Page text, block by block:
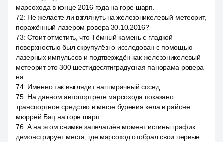
марсохода в конце 2016 года на горе шарп.
72: Не желаете ли взглянуть на железоникелевый метеорит,
поражённый лазером ровера 30.10.2016?
73: Стоит отметить, что Тёмный камень с гладкой
поверхностью был скрупулёзно исследован с помощью
лазерных импульсов и подтверждён как железоникелевый
метеорит это 300 шестидесятиградусная панорама ровера
на
74: Именно так выглядит наш мрачный сосед.
75: На данном автопортрете марсохода показано
транспортное средство в месте бурения кела в районе
мюррей Бац на горе шарп.
76: А на этом снимке запечатлён момент истины график
демонстрирует места, где марсоход отобрал свои первые